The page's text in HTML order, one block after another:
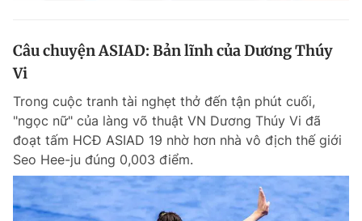
Tổng thư ký tòa soạn: Đức Trung
Giấy phép xuất bản số 110/GP - BTTTT cấp ngày 24.3.2020
© 2003-2026 Bản quyền thuộc về Báo Thanh Niên. Cấm sao chép
dưới mọi hình thức nếu không có sự chấp thuận bằng văn bản.
Phát triển bởi ePi Technologies, JSC.
Câu chuyện ASIAD: Bản lĩnh của Dương Thúy
Vi
Trong cuộc tranh tài nghẹt thở đến tận phút cuối,
"ngọc nữ" của làng võ thuật VN Dương Thúy Vi đã
đoạt tấm HCĐ ASIAD 19 nhờ hơn nhà vô địch thế giới
Seo Hee-ju đúng 0,003 điểm.